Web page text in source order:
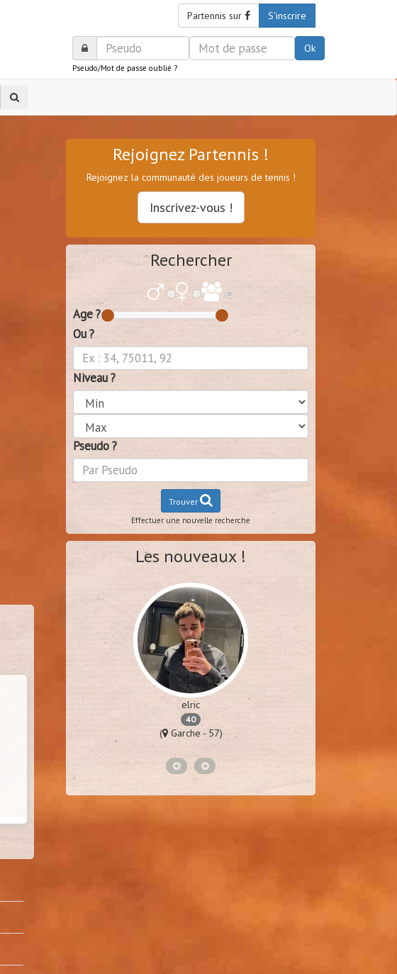
Partennis sur S'inscrire
Ok
Pseudo/Mot de passe oublié ?
Rejoignez Partennis !
Rejoignez la communauté des joueurs de tennis !
Inscrivez-vous !
Rechercher
Age ?
Ou ?
Niveau ?
Pseudo ?
Trouver
Effectuer une nouvelle recherche
Les nouveaux !
elric
40
( Garche - 57)